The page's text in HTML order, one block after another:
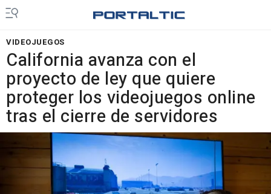
VIDEOJUEGOS
California avanza con el
proyecto de ley que quiere
proteger los videojuegos online
tras el cierre de servidores